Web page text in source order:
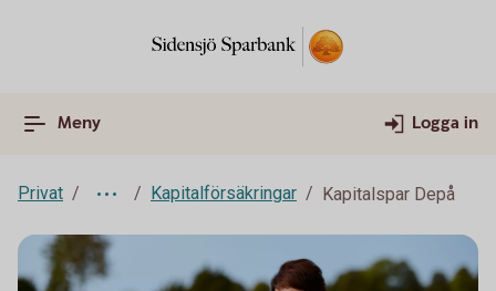
Meny Logga in
Privat Kapitalförsäkringar Kapitalspar Depå